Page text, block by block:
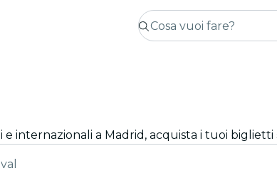
internazionali a Madrid, acquista i tuoi